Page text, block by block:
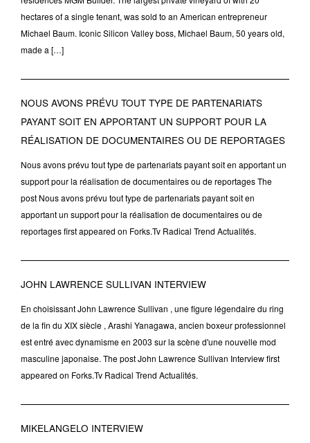
hectares of a single tenant, was sold to an American entrepreneur
Michael Baum. Iconic Silicon Valley boss, Michael Baum, 50 years old,
made a […]
NOUS AVONS PRÉVU TOUT TYPE DE PARTENARIATS
PAYANT SOIT EN APPORTANT UN SUPPORT POUR LA
RÉALISATION DE DOCUMENTAIRES OU DE REPORTAGES
Nous avons prévu tout type de partenariats payant soit en apportant un
support pour la réalisation de documentaires ou de reportages The
post Nous avons prévu tout type de partenariats payant soit en
apportant un support pour la réalisation de documentaires ou de
reportages first appeared on Forks.Tv Radical Trend Actualités.
JOHN LAWRENCE SULLIVAN INTERVIEW
En choisissant John Lawrence Sullivan , une figure légendaire du ring
de la fin du XIX siècle , Arashi Yanagawa, ancien boxeur professionnel
est entré avec dynamisme en 2003 sur la scène d'une nouvelle mod
masculine japonaise. The post John Lawrence Sullivan Interview first
appeared on Forks.Tv Radical Trend Actualités.
MIKELANGELO INTERVIEW